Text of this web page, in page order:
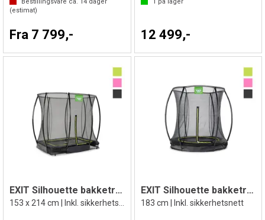
(estimat)
Fra 7 799,- 12 499,-
EXIT Silhouette bakketrampoline EXIT Silhouette bakketrampoline
183 cm | Inkl. sikkerhetsnett